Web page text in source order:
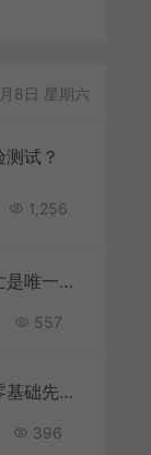
8日 星期六
试？
1,256
底层：歌颂死亡是唯一的路吗?
557
学画动漫人物零基础先学什么
396